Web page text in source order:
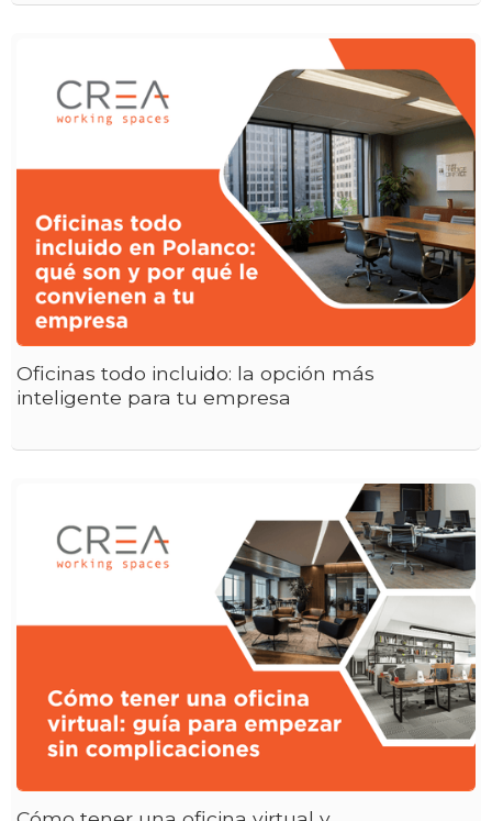
Oficinas todo incluido: la opción más
inteligente para tu empresa